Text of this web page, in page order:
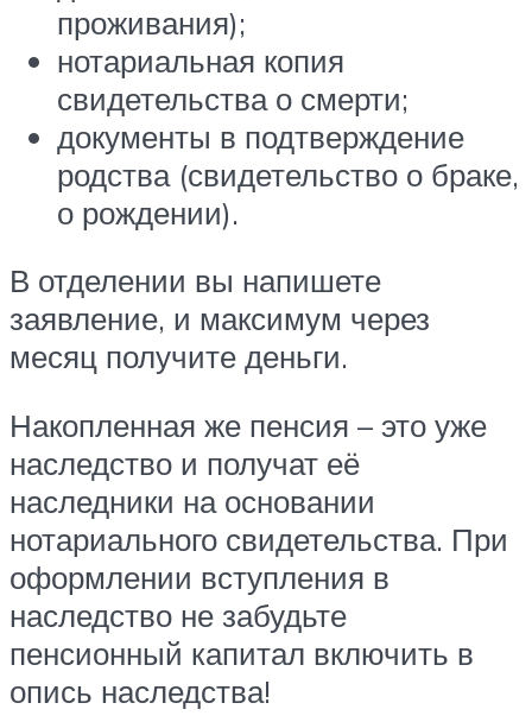
проживания);
нотариальная копия
свидетельства о смерти;
документы в подтверждение
родства (свидетельство о браке,
о рождении).
В отделении вы напишете
заявление, и максимум через
месяц получите деньги.
Накопленная же пенсия – это уже
наследство и получат её
наследники на основании
нотариального свидетельства. При
оформлении вступления в
наследство не забудьте
пенсионный капитал включить в
опись наследства!